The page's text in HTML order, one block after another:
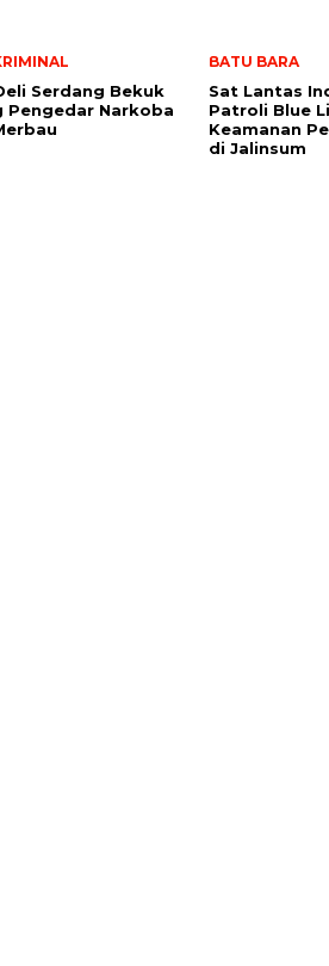
Serdang Bekuk
Pengedar Narkoba
BATU BARA
Sat Lantas
Patroli Blue
Keamanan
di Jalinsum